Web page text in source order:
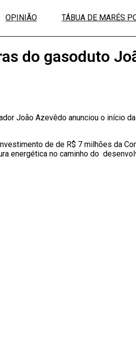
OPINIÃO TÁBUA DE MARÉS
do gasoduto
João Azevêdo anunciou o início
de de R$ 7 milhões da
energética no caminho do